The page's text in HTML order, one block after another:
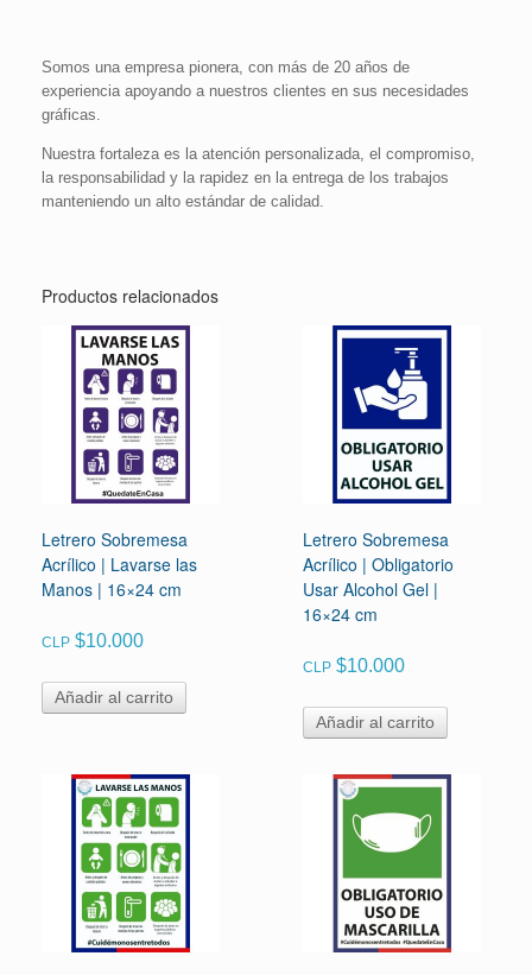
Somos una empresa pionera, con más de 20 años de
experiencia apoyando a nuestros clientes en sus necesidades
gráficas.
Nuestra fortaleza es la atención personalizada, el compromiso,
la responsabilidad y la rapidez en la entrega de los trabajos
manteniendo un alto estándar de calidad.
Productos relacionados
Letrero Sobremesa
Acrílico | Lavarse las
Manos | 16×24 cm
CLP $10.000
Añadir al carrito
Letrero Sobremesa
Acrílico | Obligatorio
Usar Alcohol Gel |
16×24 cm
CLP $10.000
Añadir al carrito